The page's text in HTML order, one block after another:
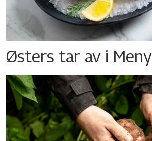
Østers tar av i Meny